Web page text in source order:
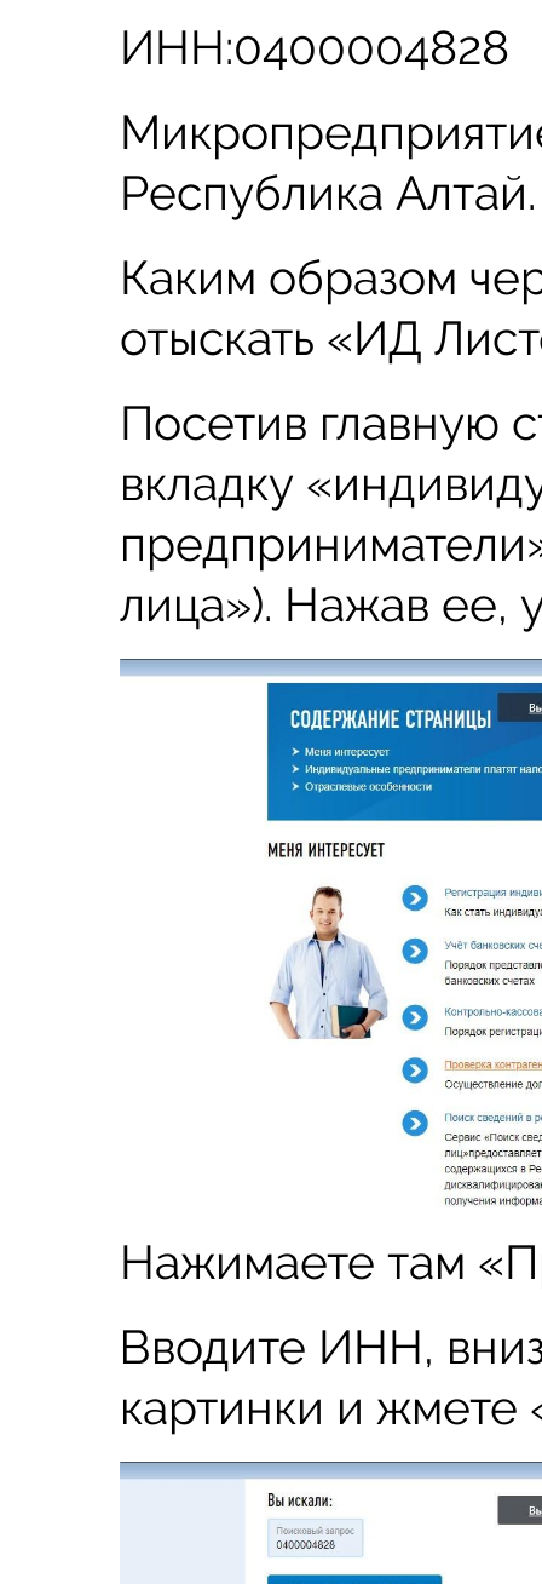
ИНН:0400004828
Республика Алтай.
Каким образом
отыскать «ИД
Посетив главную
вкладку
лица»). Нажав ее,
Нажимаете там
Вводите ИНН,
картинки и жмете